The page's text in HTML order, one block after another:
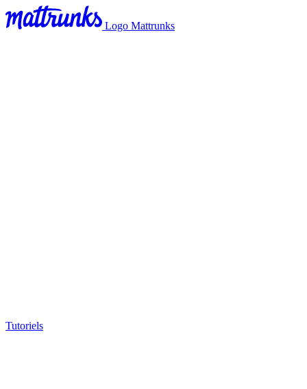
Logo Mattrunks
Tutoriels